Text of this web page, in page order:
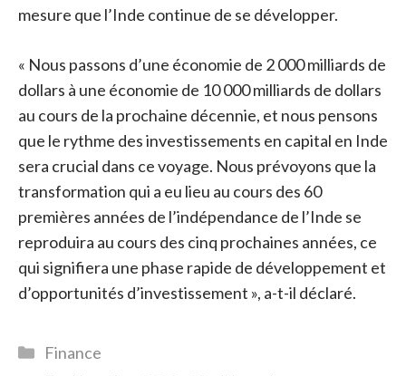
mesure que l’Inde continue de se développer.
« Nous passons d’une économie de 2 000 milliards de
dollars à une économie de 10 000 milliards de dollars
au cours de la prochaine décennie, et nous pensons
que le rythme des investissements en capital en Inde
sera crucial dans ce voyage. Nous prévoyons que la
transformation qui a eu lieu au cours des 60
premières années de l’indépendance de l’Inde se
reproduira au cours des cinq prochaines années, ce
qui signifiera une phase rapide de développement et
d’opportunités d’investissement », a-t-il déclaré.
Catégories
Finance